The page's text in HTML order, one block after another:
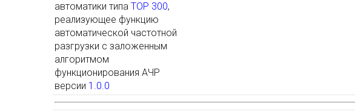
автоматики типа ТОР 300,
реализующее функцию
автоматической частотной
разгрузки с заложенным
алгоритмом
функционирования АЧР
версии 1.0.0